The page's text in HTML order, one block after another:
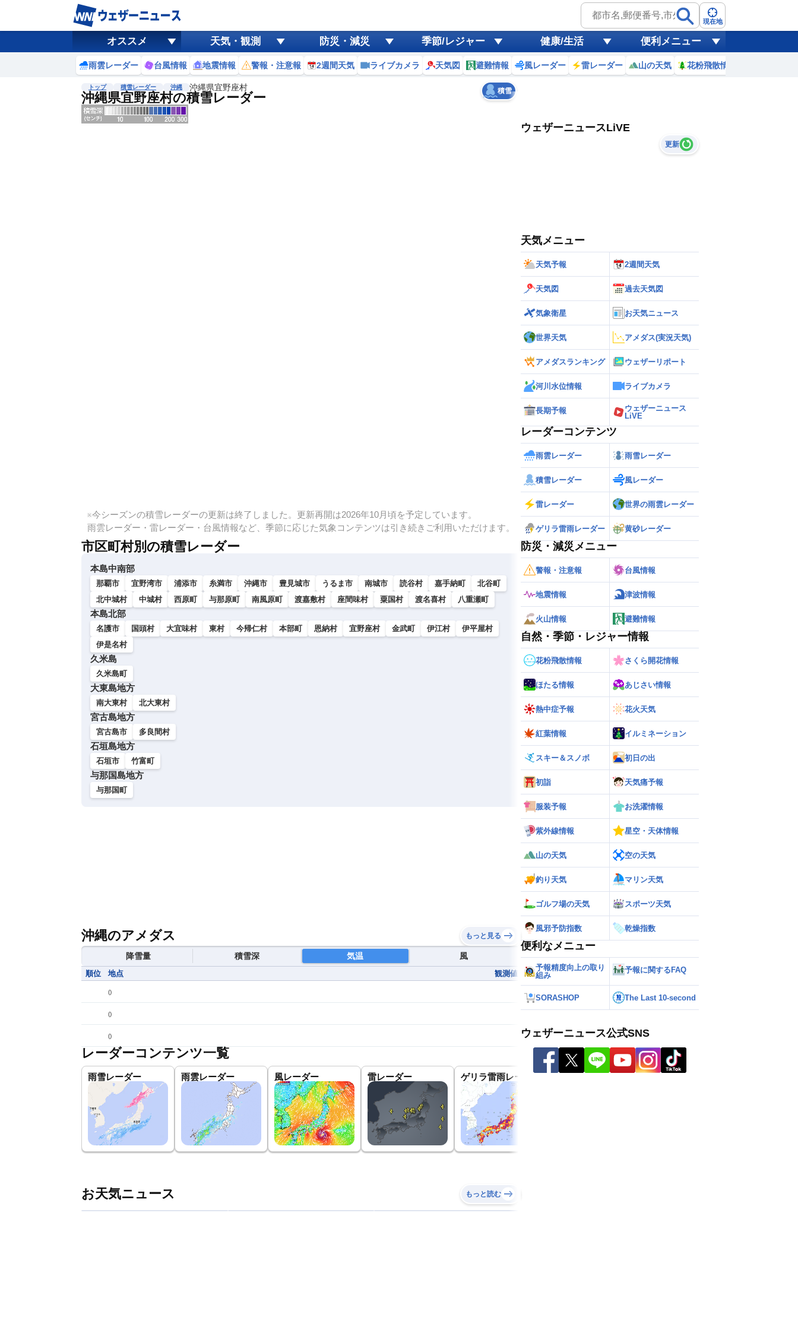
現在地
オススメ 天気・観測 防災・減災 季節/レジャー 健康/生活 便利メニュー
雨雲レーダー 台風情報 地震情報 警報・注意報 2週間天気 ライブカメラ 天気図 避難情報 風レーダー 雷レーダー 山の天気 花粉飛散情報
トップ 積雪レーダー 沖縄 沖縄県宜野座村
沖縄県宜野座村の積雪レーダー 積雪
黄砂
天気 台風
※今シーズンの積雪レーダーの更新は終了しました。更新再開は2026年10月頃を予定しています。
雨雲レーダー・雷レーダー・台風情報など、季節に応じた気象コンテンツは引き続きご利用いただけます。
市区町村別の積雪レーダー
本島中南部
那覇市 宜野湾市 浦添市 糸満市 沖縄市 豊見城市 うるま市 南城市 読谷村 嘉手納町
北谷町
北中城村
中城村 西原町 与那原町 南風原町 渡嘉敷村 座間味村 粟国村 渡名喜村 八重瀬町
本島北部
名護市 国頭村 大宜味村 東村 今帰仁村 本部町 恩納村 宜野座村 金武町 伊江村
伊平屋村
伊是名村
久米島
久米島町
大東島地方
南大東村 北大東村
宮古島地方
宮古島市 多良間村
石垣島地方
石垣市 竹富町
与那国島地方
与那国町
沖縄のアメダス もっと見る
降雪量 積雪深 気温 風
順位 地点 観測値
()
()
()
レーダーコンテンツ一覧
雨雪レーダー 雨雲レーダー 風レーダー 雷レーダー ゲリラ雷雨レーダー
お天気ニュース もっと読む
ウェザーニュースLiVE
更新
天気メニュー
天気予報 2週間天気
天気図 過去天気図
気象衛星 お天気ニュース
世界天気 アメダス(実況天気)
アメダスランキング ウェザーリポート
河川水位情報 ライブカメラ
長期予報
ウェザーニュース
LiVE
レーダーコンテンツ
雨雲レーダー 雨雪レーダー
積雪レーダー 風レーダー
雷レーダー 世界の雨雲レーダー
ゲリラ雷雨レーダー 黄砂レーダー
防災・減災メニュー
警報・注意報 台風情報
地震情報 津波情報
火山情報 避難情報
自然・季節・レジャー情報
花粉飛散情報 さくら開花情報
ほたる情報 あじさい情報
熱中症予報 花火天気
紅葉情報 イルミネーション
スキー＆スノボ 初日の出
初詣 天気痛予報
服装予報 お洗濯情報
紫外線情報 星空・天体情報
山の天気 空の天気
釣り天気 マリン天気
ゴルフ場の天気 スポーツ天気
風邪予防指数 乾燥指数
便利なメニュー
予報精度向上の取り
組み
予報に関するFAQ
SORASHOP The Last 10-second
ウェザーニュース公式SNS